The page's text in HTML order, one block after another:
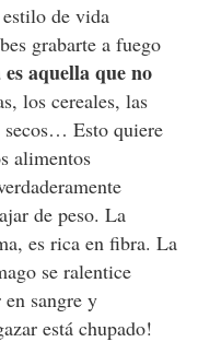
de vida
grabarte a fuego
aquella que no
los cereales, las
secos… Esto quiere
alimentos
de peso. La
es rica en fibra. La
se ralentice
sangre y
está chupado!